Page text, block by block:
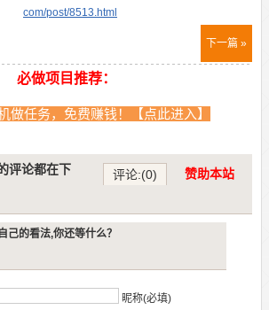
com/post/8513.html
下一篇 »
必做项目推荐：
做任务，免费赚钱！【点此进入】
评论:(0) 赞助本站
评论都在下
己的看法,你还等什么？
昵称(必填)